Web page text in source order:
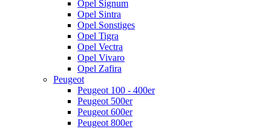
Opel Signum
Opel Sintra
Opel Sonstiges
Opel Tigra
Opel Vectra
Opel Vivaro
Opel Zafira
Peugeot
Peugeot 100 - 400er
Peugeot 500er
Peugeot 600er
Peugeot 800er